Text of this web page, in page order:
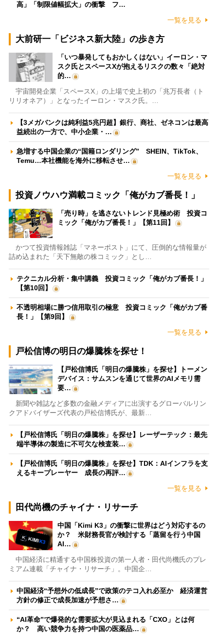
高」「制限値幅拡大」の衝撃 フ…
一覧を見る
大前研一「ビジネス新大陸」の歩き方
「いつ暴発してもおかしくはない」イーロン・マ
スク氏とスペースXが抱えるリスクの数々「絶対
的…
宇宙開発企業「スペースX」の上場で史上初の「兆万長者（ト
リリオネア）」となったイーロン・マスク氏。…
【3メガバンクは純利益5兆円超】銀行、商社、ゼネコンは最高
益続出の一方で、中小企業・…
急増する中国企業の“国籍ロンダリング” SHEIN、TikTok、
Temu…本社機能を海外に移転させ…
一覧を見る
投資ノウハウ満載コミック「俺がカブ番長！」
「売り時」を逃さないトレンド見極め術 投資コ
ミック「俺がカブ番長！」【第11回】
かつて投資情報雑誌「マネーポスト」にて、圧倒的な情報量が
詰め込まれた「天下無敵の株コミック」とし…
テクニカル分析・集中講義 投資コミック「俺がカブ番長！」
【第10回】
不透明相場に勝つ信用取引の極意 投資コミック「俺がカブ番
長！」【第9回】
一覧を見る
戸松信博の明日の爆騰株を探せ！
【戸松信博氏「明日の爆騰株」を探せ】トーメン
デバイス：サムスンを通じて世界のAIメモリ需
要…
新聞や雑誌など多数の金融メディアに出演するグローバルリン
クアドバイザーズ代表の戸松信博氏が、最新…
【戸松信博氏「明日の爆騰株」を探せ】レーザーテック：最先
端半導体の製造に不可欠な検査装…
【戸松信博氏「明日の爆騰株」を探せ】TDK：AIインフラを支
えるキープレーヤー 成長の再評…
一覧を見る
田代尚機のチャイナ・リサーチ
中国「Kimi K3」の衝撃に世界はどう対応するの
か？ 米財務長官が検討する「蒸留を行う中国
AI…
中国経済に精通する中国株投資の第一人者・田代尚機氏のプレ
ミアム連載「チャイナ・リサーチ」。中国企…
中国経済“予想外の低成長”で政策のテコ入れ必至か 経済運営
方針の修正で成長加速が予想さ…
“AI革命”で爆発的な需要拡大が見込まれる「CXO」とは何
か？ 高い競争力を持つ中国の医薬品…